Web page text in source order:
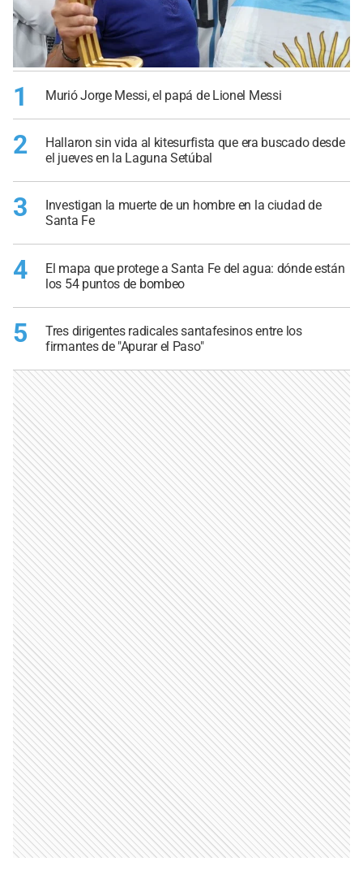
1 Murió Jorge Messi, el papá de Lionel Messi
2
Hallaron sin vida al kitesurfista que era buscado desde
el jueves en la Laguna Setúbal
3
Investigan la muerte de un hombre en la ciudad de
Santa Fe
4
El mapa que protege a Santa Fe del agua: dónde están
los 54 puntos de bombeo
5
Tres dirigentes radicales santafesinos entre los
firmantes de "Apurar el Paso"